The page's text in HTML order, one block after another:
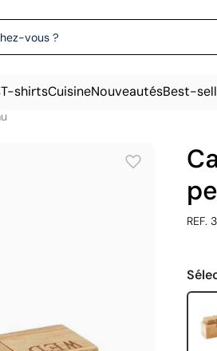
T-shirtsCuisineNouveautésBest-
REF.